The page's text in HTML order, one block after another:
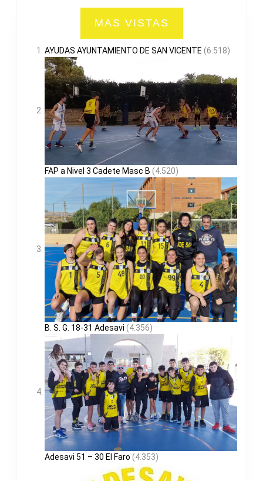
MAS VISTAS
AYUDAS AYUNTAMIENTO DE SAN VICENTE (6.518)
FAP a Nivel 3 Cadete Masc B (4.520)
B. S. G. 18-31 Adesavi (4.356)
Adesavi 51 – 30 El Faro (4.353)